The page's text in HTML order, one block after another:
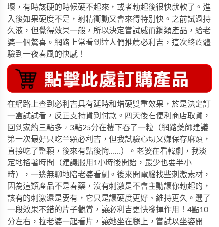
壞，有時該硬的時候硬不起來，或者勃起後很快就軟了。進
入後如果硬度不足，射精衝動又會來得特別快。之前試過持
久液，但覺得效果一般，所以決定嘗試威而鋼類產品，給老
婆一個驚喜。網路上常看到達人們推薦必利吉，這次終於體
驗到一夜春風的快感！
在網路上查到必利吉具有延時和增硬雙重效果，於是決定訂
一盒試試看，反正支持貨到付款。四天後在便利商店取貨，
回到家約三點多，3點25分在樓下吞了一粒（網路藥師建議
第一次最好只吃半顆必利吉，但我試驗心切又嫌保存麻煩，
直接吃了整顆，後來有點後悔……）。老婆在看韓劇，我淡
定地掐著時間（建議服用1小時後開始，最少也要半小
時），一邊無聊地陪老婆看劇。後來開電腦找些刺激素材，
因為這類產品不是春藥，沒有刺激是不會主動讓你勃起的，
該有的刺激還是要有，它只是讓硬度更好、維持更久。選了
一段效果不錯的片子觀賞，讓必利吉更快發揮作用！4點10
分左右，拉老婆一起看片，讓她坐在腿上，嘗試以坐姿開